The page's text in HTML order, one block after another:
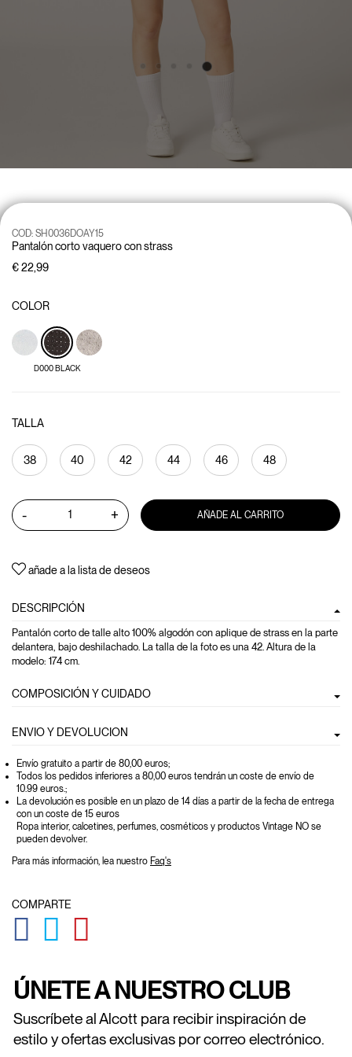
Pantalón corto vaquero con strass
COD: SH0036DOAY15
€ 22,99
COLOR
D000 BLACK
TALLA
38 40 42 44 46 48
- + AÑADE AL CARRITO
añade a la lista de deseos
DESCRIPCIÓN
Pantalón corto de talle alto 100% algodón con aplique de strass en la parte
delantera, bajo deshilachado. La talla de la foto es una 42. Altura de la
modelo: 174 cm.
COMPOSICIÓN Y CUIDADO
ENVIO Y DEVOLUCION
Envío gratuito a partir de 80,00 euros;
Todos los pedidos inferiores a 80,00 euros tendrán un coste de envío de
10.99 euros.;
La devolución es posible en un plazo de 14 días a partir de la fecha de entrega
con un coste de 15 euros
Ropa interior, calcetines, perfumes, cosméticos y productos Vintage NO se
pueden devolver.
Para más información, lea nuestro Faq's
COMPARTE
GLOBAL.SOCIALSHARE.FACEBOOK
GLOBAL.SOCIALSHARE.TWITTER
ÚNETE A NUESTRO CLUB
Suscríbete al Alcott para recibir inspiración de
estilo y ofertas exclusivas por correo electrónico.